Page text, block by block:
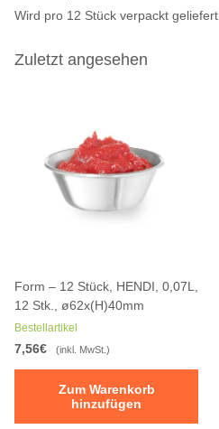
Wird pro 12 Stück verpackt geliefert.
Zuletzt angesehen
Form – 12 Stück, HENDI, 0,07L,
12 Stk., ø62x(H)40mm
Bestellartikel
7,56€ (inkl. MwSt.)
Zum Warenkorb
hinzufügen